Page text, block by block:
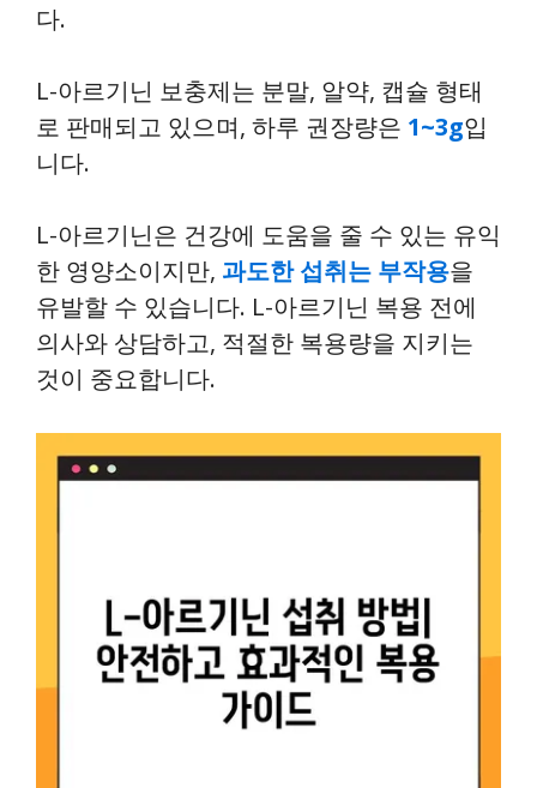
다.
L-아르기닌 보충제는 분말, 알약, 캡슐 형태
로 판매되고 있으며, 하루 권장량은 1~3g입
니다.
L-아르기닌은 건강에 도움을 줄 수 있는 유익
한 영양소이지만, 과도한 섭취는 부작용을
유발할 수 있습니다. L-아르기닌 복용 전에
의사와 상담하고, 적절한 복용량을 지키는
것이 중요합니다.